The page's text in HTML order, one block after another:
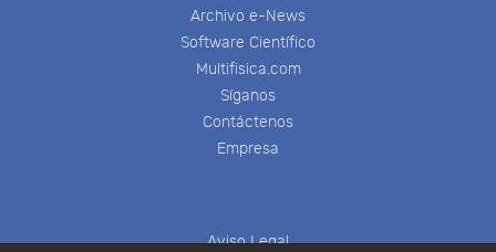
Archivo e-News
Software Científico
Multifisica.com
Síganos
Contáctenos
Empresa
Aviso Legal